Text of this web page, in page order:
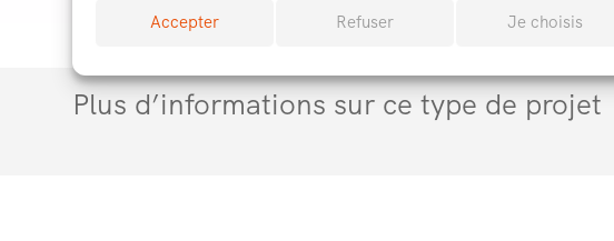
Accepter Refuser Je choisis
Plus d’informations sur ce type de projet